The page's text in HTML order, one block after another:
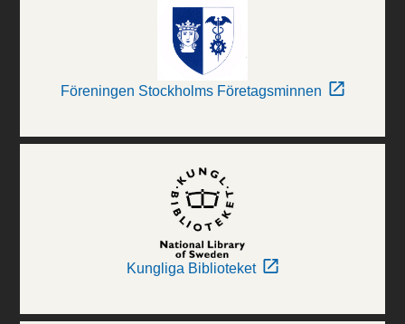
Föreningen Stockholms Företagsminnen
Kungliga Biblioteket